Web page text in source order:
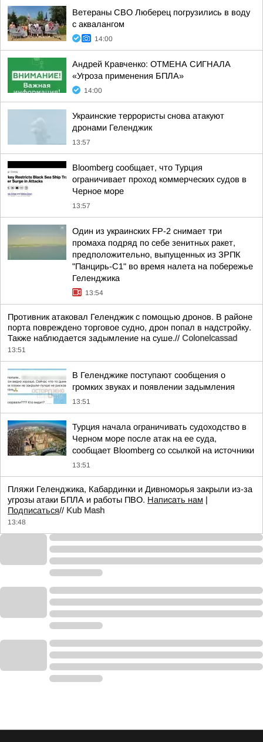
Ветераны СВО Люберец погрузились в воду
с аквалангом
14:00
Андрей Кравченко: ОТМЕНА СИГНАЛА
«Угроза применения БПЛА»
14:00
Украинские террористы снова атакуют
дронами Геленджик
13:57
Bloomberg сообщает, что Турция
ограничивает проход коммерческих судов в
Черное море
13:57
Один из украинских FP-2 снимает три
промаха подряд по себе зенитных ракет,
предположительно, выпущенных из ЗРПК
"Панцирь-С1" во время налета на побережье
Геленджика
13:54
Противник атаковал Геленджик с помощью дронов. В районе
порта повреждено торговое судно, дрон попал в надстройку.
Также наблюдается задымление на суше.// Colonelcassad
13:51
В Геленджике поступают сообщения о
громких звуках и появлении задымления
13:51
Турция начала ограничивать судоходство в
Черном море после атак на ее суда,
сообщает Bloomberg со ссылкой на источники
13:51
Пляжи Геленджика, Кабардинки и Дивноморья закрыли из-за
угрозы атаки БПЛА и работы ПВО. Написать нам |
Подписаться// Kub Mash
13:48